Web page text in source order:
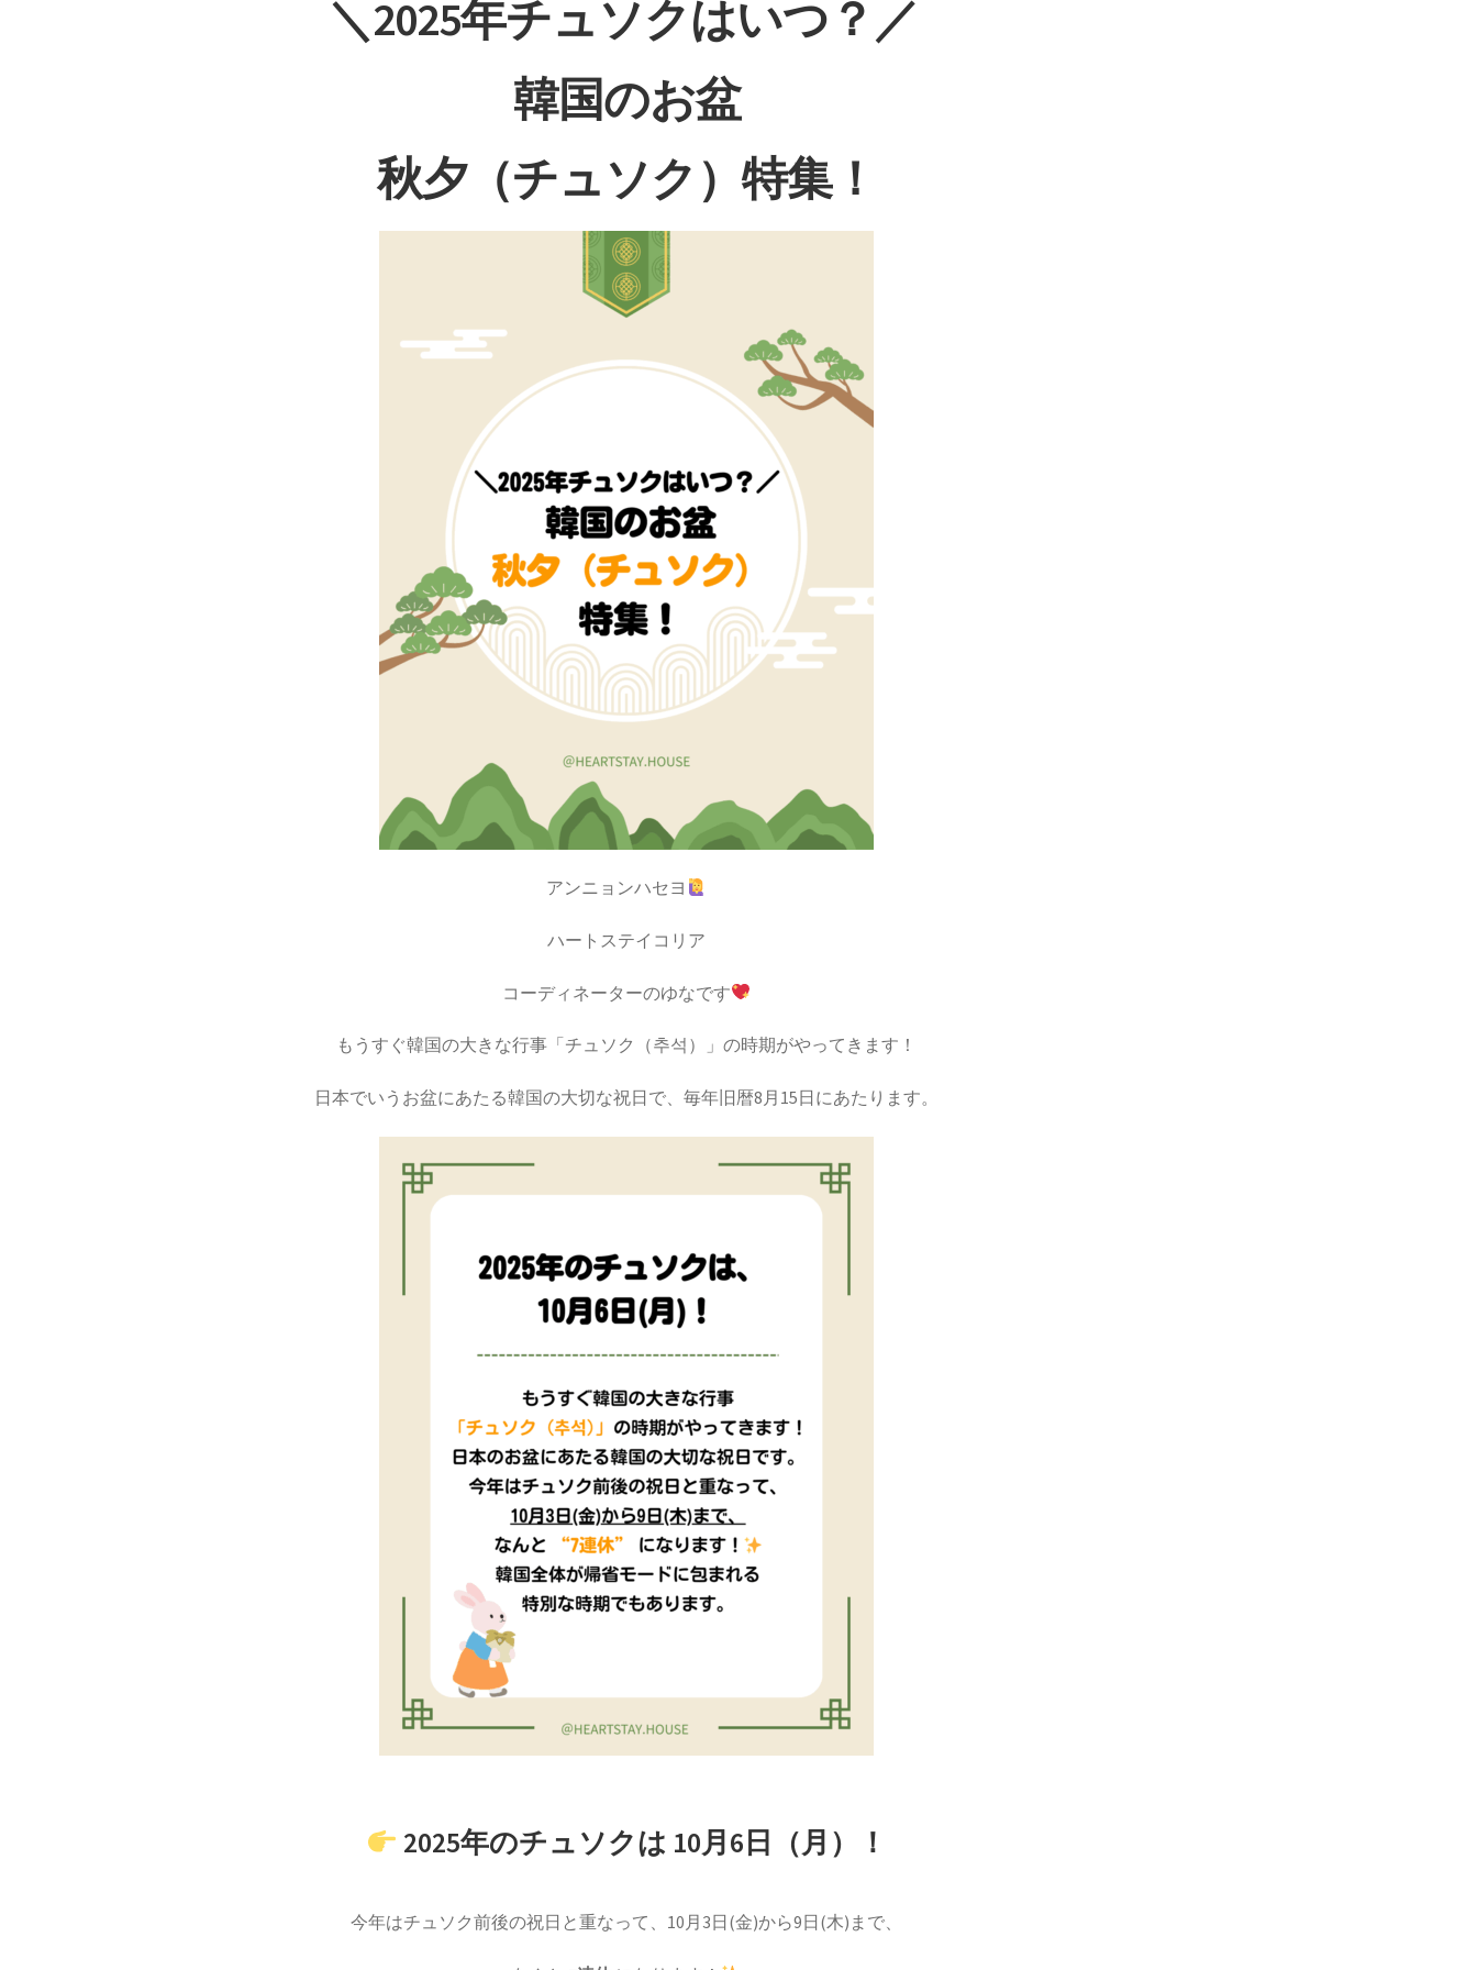
＼2025年チュソクはいつ？／
韓国のお盆
秋夕（チュソク）特集！
アンニョンハセヨ
ハートステイコリア
コーディネーターのゆなです
もうすぐ韓国の大きな行事「チュソク（추석）」の時期がやってきます！
日本でいうお盆にあたる韓国の大切な祝日で、毎年旧暦8月15日にあたります。
2025年のチュソクは 10月6日（月）！
今年はチュソク前後の祝日と重なって、10月3日(金)から9日(木)まで、